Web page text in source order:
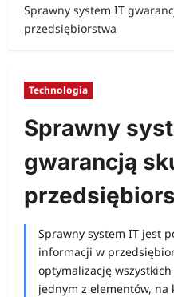
Sprawny system IT
przedsiębiorstwa
Technologia
Sprawny
gwarancją
Sprawny system IT jest
informacji w
optymalizację
jednym z elementów,